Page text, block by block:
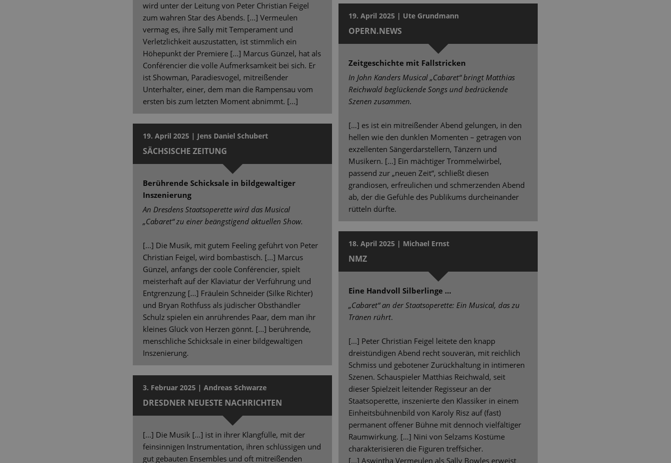
wird unter der Leitung von Peter Christian Feigel
zum wahren Star des Abends. [...] Vermeulen
vermag es, ihre Sally mit Temperament und
Verletzlichkeit auszustatten, ist stimmlich ein
Höhepunkt der Premiere [...] Marcus Günzel, hat als
Conférencier die volle Aufmerksamkeit bei sich. Er
ist Showman, Paradiesvogel, mitreißender
Unterhalter, einer, dem man die Rampensau vom
ersten bis zum letzten Moment abnimmt. [...]
19. April 2025 | Ute Grundmann
OPERN.NEWS
Zeitgeschichte mit Fallstricken
In John Kanders Musical „Cabaret“ bringt Matthias
Reichwald beglückende Songs und bedrückende
Szenen zusammen.
[…] es ist ein mitreißender Abend gelungen, in den
hellen wie den dunklen Momenten – getragen von
exzellenten Sängerdarstellern, Tänzern und
Musikern. […] Ein mächtiger Trommelwirbel,
passend zur „neuen Zeit“, schließt diesen
grandiosen, erfreulichen und schmerzenden Abend
ab, der die Gefühle des Publikums durcheinander
rütteln dürfte.
19. April 2025 | Jens Daniel Schubert
SÄCHSISCHE ZEITUNG
Berührende Schicksale in bildgewaltiger
Inszenierung
An Dresdens Staatsoperette wird das Musical
„Cabaret“ zu einer beängstigend aktuellen Show.
[...] Die Musik, mit gutem Feeling geführt von Peter
Christian Feigel, wird bombastisch. [...] Marcus
Günzel, anfangs der coole Conférencier, spielt
meisterhaft auf der Klaviatur der Verführung und
Entgrenzung [...] Fräulein Schneider (Silke Richter)
und Bryan Rothfuss als jüdischer Obsthändler
Schulz spielen ein anrührendes Paar, dem man ihr
kleines Glück von Herzen gönnt. [...] berührende,
menschliche Schicksale in einer bildgewaltigen
Inszenierung.
18. April 2025 | Michael Ernst
NMZ
Eine Handvoll Silberlinge …
„Cabaret“ an der Staatsoperette: Ein Musical, das zu
Tränen rührt.
[...] Peter Christian Feigel leitete den knapp
dreistündigen Abend recht souverän, mit reichlich
Schmiss und gebotener Zurückhaltung in intimeren
Szenen. Schauspieler Matthias Reichwald, seit
dieser Spielzeit leitender Regisseur an der
Staatsoperette, inszenierte den Klassiker in einem
Einheitsbühnenbild von Karoly Risz auf (fast)
permanent offener Bühne mit dennoch vielfältiger
Raumwirkung. […] Nini von Selzams Kostüme
charakterisieren die Figuren treffsicher.
[...] Aswintha Vermeulen als Sally Bowles erweist
3. Februar 2025 | Andreas Schwarze
DRESDNER NEUESTE NACHRICHTEN
[...] Die Musik […] ist in ihrer Klangfülle, mit der
feinsinnigen Instrumentation, ihren schlüssigen und
gut gebauten Ensembles und oft mitreißenden